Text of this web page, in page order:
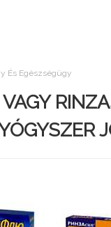
És Egészségügy